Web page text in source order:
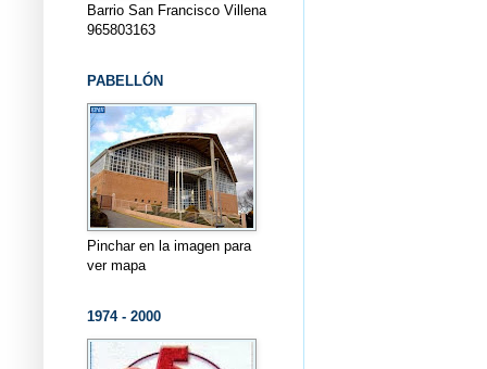
Barrio San Francisco Villena
965803163
PABELLÓN
Pinchar en la imagen para
ver mapa
1974 - 2000